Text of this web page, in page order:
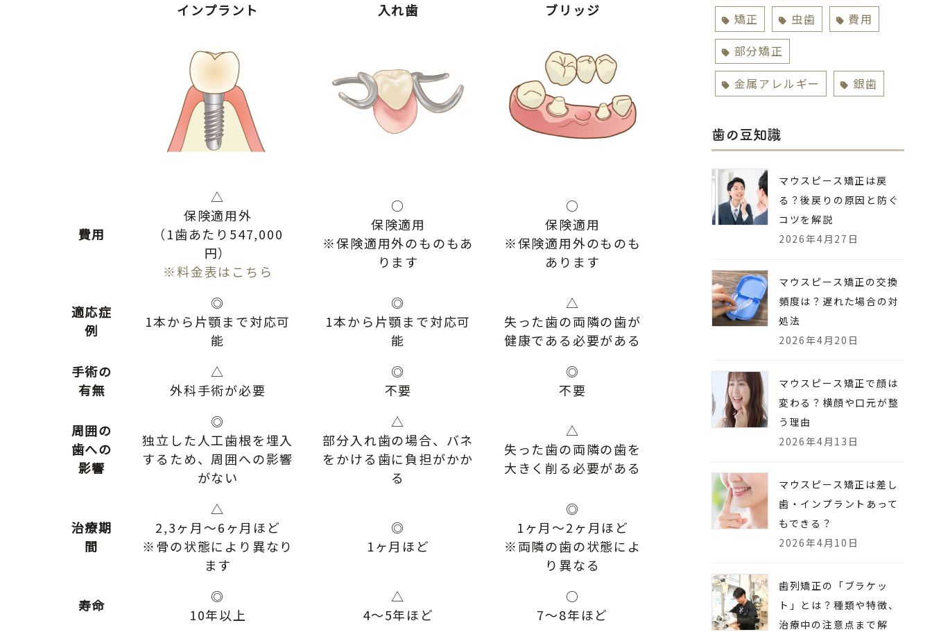
インプラント 入れ歯 ブリッジ
費用
△
保険適用外
（1歯あたり547,000
円）
※料金表はこちら
○
保険適用
※保険適用外のものもあ
ります
○
保険適用
※保険適用外のものも
あります
適応症
例
◎
1本から片顎まで対応可
能
◎
1本から片顎まで対応可
能
△
失った歯の両隣の歯が
健康である必要がある
手術の
有無
△
外科手術が必要
◎
不要
◎
不要
周囲の
歯への
影響
◎
独立した人工歯根を埋入
するため、周囲への影響
がない
△
部分入れ歯の場合、バネ
をかける歯に負担がかか
る
△
失った歯の両隣の歯を
大きく削る必要がある
治療期
間
△
2,3ヶ月～6ヶ月ほど
※骨の状態により異なり
ます
◎
1ヶ月ほど
◎
1ヶ月～2ヶ月ほど
※両隣の歯の状態によ
り異なる
寿命
◎
10年以上
△
4～5年ほど
○
7〜8年ほど
矯正
虫歯
費用
部分矯正
金属アレルギー
銀歯
歯の豆知識
マウスピース矯正は戻
る？後戻りの原因と防ぐ
コツを解説
2026年4月27日
マウスピース矯正の交換
頻度は？遅れた場合の対
処法
2026年4月20日
マウスピース矯正で顔は
変わる？横顔や口元が整
う理由
2026年4月13日
マウスピース矯正は差し
歯・インプラントあって
もできる？
2026年4月10日
歯列矯正の「ブラケッ
ト」とは？種類や特徴、
治療中の注意点まで解